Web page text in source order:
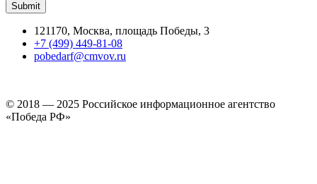
121170, Москва, площадь Победы, 3
+7 (499) 449-81-08
pobedarf@cmvov.ru
© 2018 — 2025 Российское информационное агентство
«Победа РФ»